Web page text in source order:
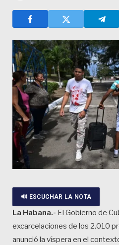
🔊 ESCUCHAR LA NOTA
La Habana.- El Gobierno de
excarcelaciones de los 2.010
anunció la víspera en el